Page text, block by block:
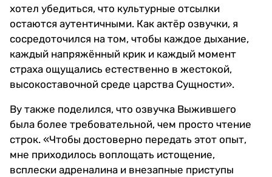
хотел убедиться, что культурные отсылки
остаются аутентичными. Как актёр озвучки, я
сосредоточился на том, чтобы каждое дыхание,
каждый напряжённый крик и каждый момент
страха ощущались естественно в жестокой,
высокоставочной среде царства Сущности».
Ву также поделился, что озвучка Выжившего
была более требовательной, чем просто чтение
строк. «Чтобы достоверно передать этот опыт,
мне приходилось воплощать истощение,
всплески адреналина и внезапные приступы